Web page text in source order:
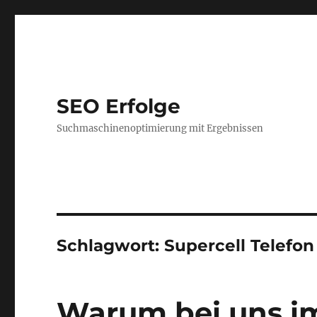
SEO Erfolge
Suchmaschinenoptimierung mit Ergebnissen
Schlagwort:Supercell Telefon